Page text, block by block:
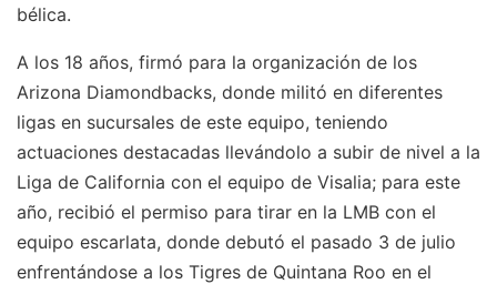
bélica.
A los 18 años, firmó para la organización de los
Arizona Diamondbacks, donde militó en diferentes
ligas en sucursales de este equipo, teniendo
actuaciones destacadas llevándolo a subir de nivel a la
Liga de California con el equipo de Visalia; para este
año, recibió el permiso para tirar en la LMB con el
equipo escarlata, donde debutó el pasado 3 de julio
enfrentándose a los Tigres de Quintana Roo en el